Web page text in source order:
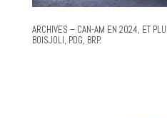
ARCHIVES – CAN-AM EN 2024, ET
BOISJOLI, PDG, BRP.